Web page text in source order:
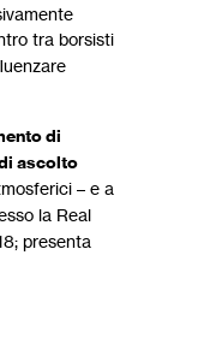
tra borsisti
di
ascolto
– e a
la Real
presenta